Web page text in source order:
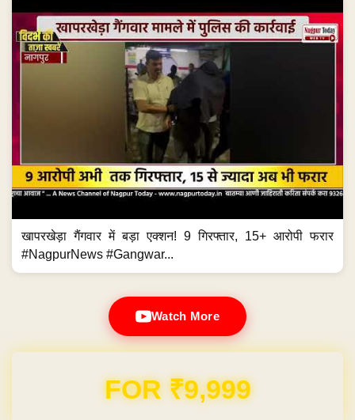
खापरखेड़ा गैंगवार में बड़ा एक्शन! 9 गिरफ्तार, 15+ आरोपी फरार
#NagpurNews #Gangwar...
Watch More
Domain & Hosting FREE for 1 Year